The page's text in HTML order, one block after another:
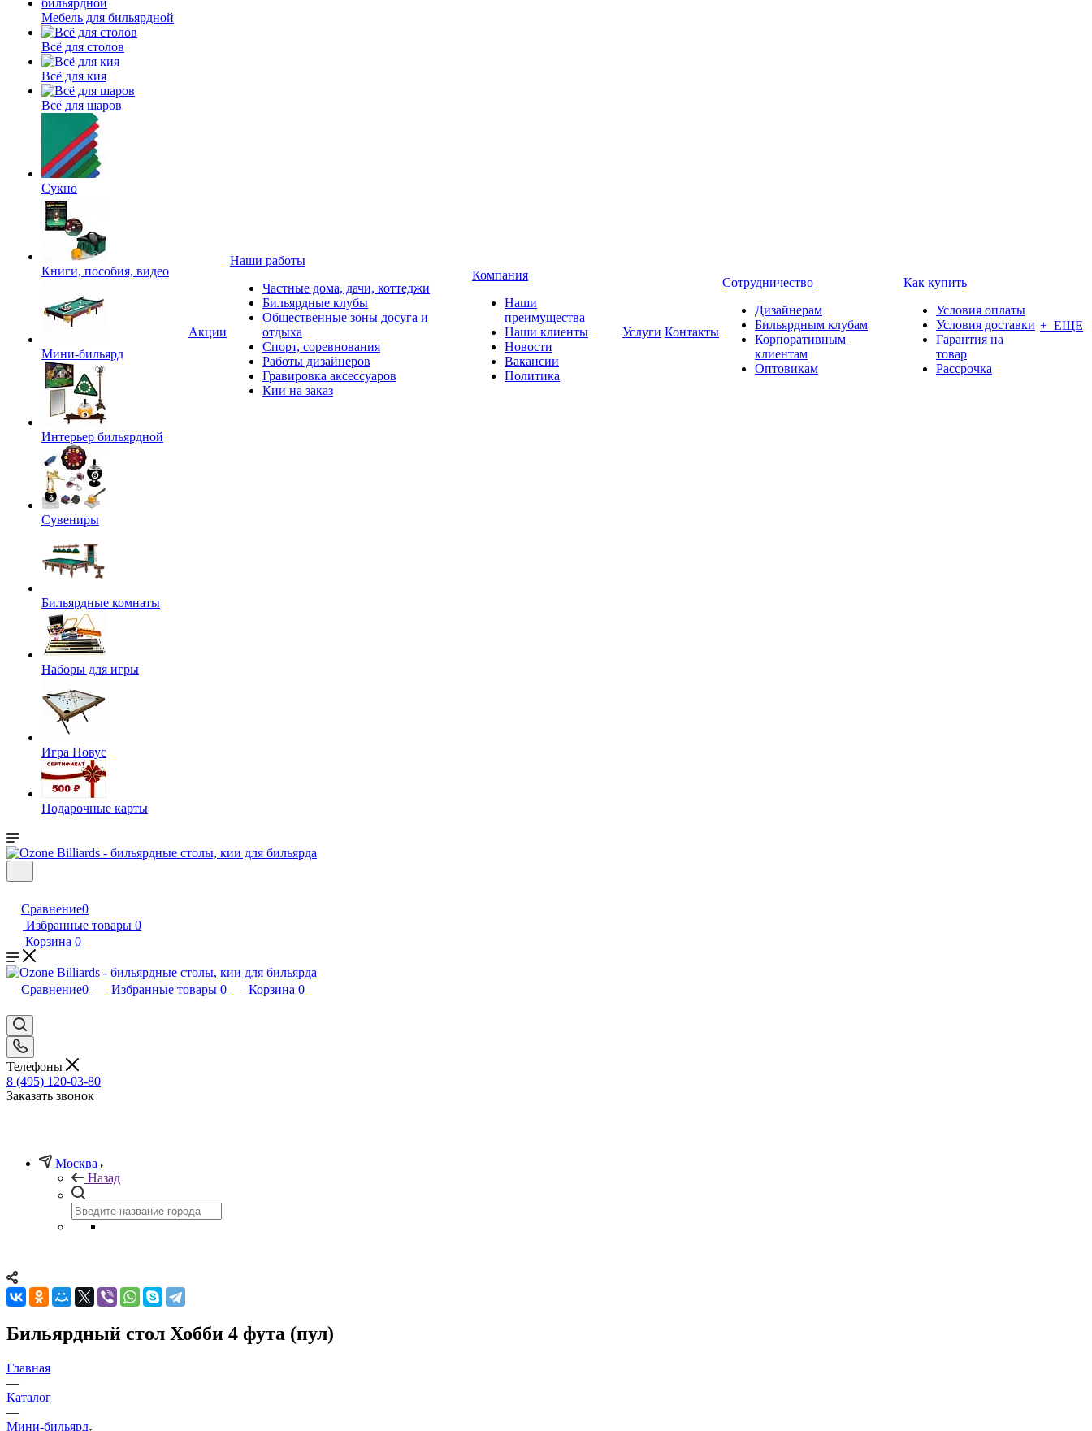
Мебель для бильярдной
Всё для столов
Всё для кия
Всё для шаров
Сукно
Книги, пособия, видео
Мини-бильярд
Интерьер бильярдной
Сувениры
Бильярдные комнаты
Наборы для игры
Игра Новус
Подарочные карты
Акции
Наши работы
Частные дома, дачи, коттеджи
Бильярдные клубы
Общественные зоны досуга и
отдыха
Спорт, соревнования
Работы дизайнеров
Гравировка аксессуаров
Кии на заказ
Компания
Наши
преимущества
Наши клиенты
Новости
Вакансии
Политика
Услуги Контакты
Сотрудничество
Дизайнерам
Бильярдным клубам
Корпоративным
клиентам
Оптовикам
Как купить
Условия оплаты
Условия доставки
Гарантия на
товар
Рассрочка
+ ЕЩЕ
Сравнение0
Избранные товары 0
Корзина 0
Сравнение0 Избранные товары 0 Корзина 0
Телефоны
8 (495) 120-03-80
Заказать звонок
Москва
Назад
Бильярдный стол Хобби 4 фута (пул)
Главная
—
Каталог
—
Мини-бильярд